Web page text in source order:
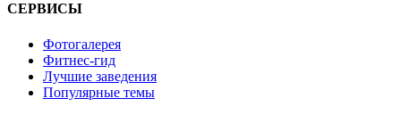
СЕРВИСЫ
Фотогалерея
Фитнес-гид
Лучшие заведения
Популярные темы